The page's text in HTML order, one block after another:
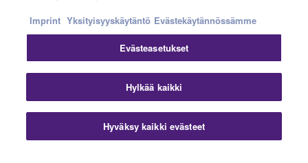
Ottaa yhteyttäKäyttöehdot
EvästekäytäntöJälki
© Yamaha Corporation.
Imprint Yksityisyyskäytäntö Evästekäytännössämme
Evästeasetukset
Hylkää kaikki
Hyväksy kaikki evästeet